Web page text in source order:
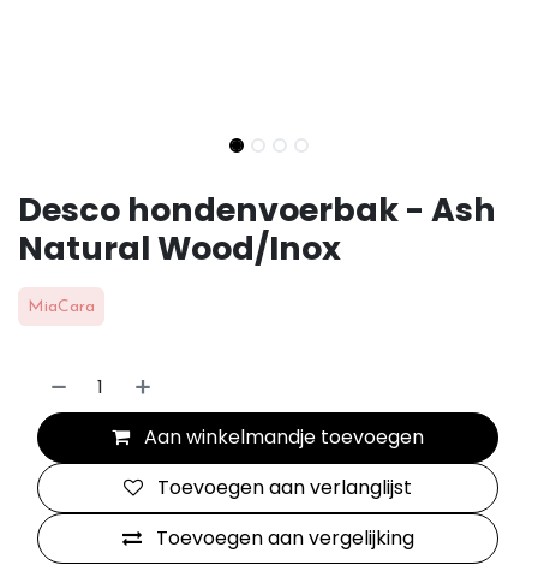
Desco hondenvoerbak - Ash
Natural Wood/Inox
MiaCara
Aan winkelmandje toevoegen
Toevoegen aan vergelijking
Toevoegen aan verlanglijst